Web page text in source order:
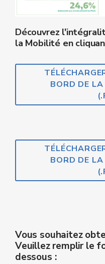
Découvrez
la Mobilité en
BORD DE
BORD DE
Vous souhaitez
Veuillez remplir le
dessous :